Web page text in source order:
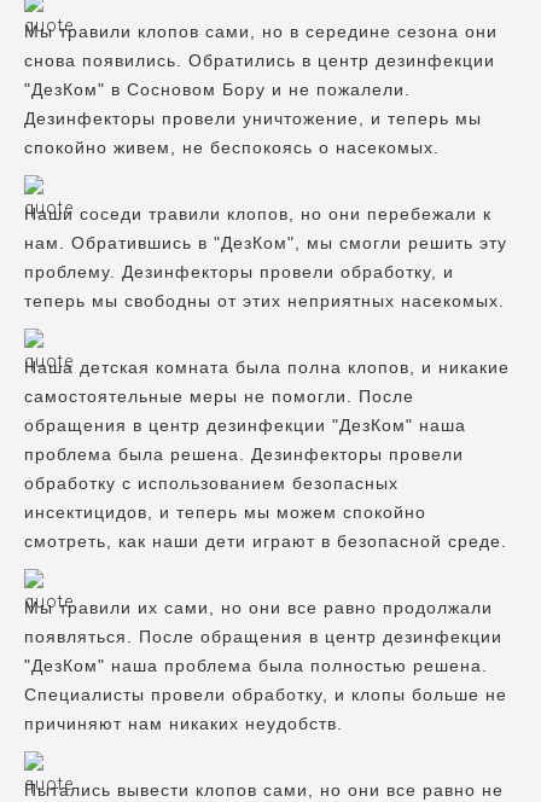
Мы травили клопов сами, но в середине сезона они
снова появились. Обратились в центр дезинфекции
"ДезКом" в Сосновом Бору и не пожалели.
Дезинфекторы провели уничтожение, и теперь мы
спокойно живем, не беспокоясь о насекомых.
Наши соседи травили клопов, но они перебежали к
нам. Обратившись в "ДезКом", мы смогли решить эту
проблему. Дезинфекторы провели обработку, и
теперь мы свободны от этих неприятных насекомых.
Наша детская комната была полна клопов, и никакие
самостоятельные меры не помогли. После
обращения в центр дезинфекции "ДезКом" наша
проблема была решена. Дезинфекторы провели
обработку с использованием безопасных
инсектицидов, и теперь мы можем спокойно
смотреть, как наши дети играют в безопасной среде.
Мы травили их сами, но они все равно продолжали
появляться. После обращения в центр дезинфекции
"ДезКом" наша проблема была полностью решена.
Специалисты провели обработку, и клопы больше не
причиняют нам никаких неудобств.
Пытались вывести клопов сами, но они все равно не